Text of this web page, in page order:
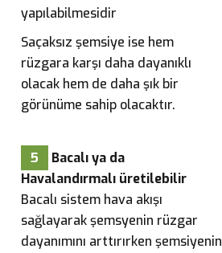
yapılabilmesidir
Saçaksız şemsiye ise hem
rüzgara karşı daha dayanıklı
olacak hem de daha şık bir
görünüme sahip olacaktır.
5
Bacalı ya da
Havalandırmalı üretilebilir
Bacalı sistem hava akışı
sağlayarak şemsyenin rüzgar
dayanımını arttırırken şemsiyenin